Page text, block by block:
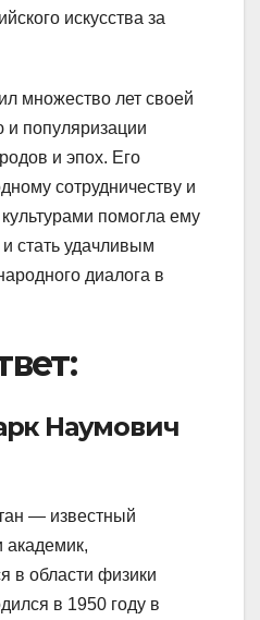
искусства за
множество лет своей
популяризации
и эпох. Его
сотрудничеству и
помогла ему
стать удачливым
диалога в
Наумович
— известный
академик,
в области физики
в 1950 году в